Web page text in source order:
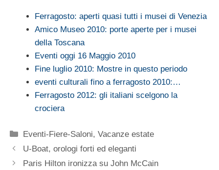
Ferragosto: aperti quasi tutti i musei di Venezia
Amico Museo 2010: porte aperte per i musei
della Toscana
Eventi oggi 16 Maggio 2010
Fine luglio 2010: Mostre in questo periodo
eventi culturali fino a ferragosto 2010:…
Ferragosto 2012: gli italiani scelgono la
crociera
Categorie
Eventi-Fiere-Saloni,Vacanze estate
U-Boat, orologi forti ed eleganti
Paris Hilton ironizza su John McCain